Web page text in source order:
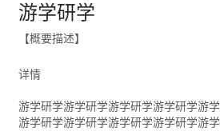
游学研学
【概要描述】
详情
游学研学游学研学游学研学游学研学游
游学研学游学研学游学研学游学研学游